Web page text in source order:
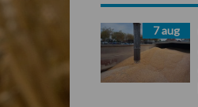
Sidebar7 aug